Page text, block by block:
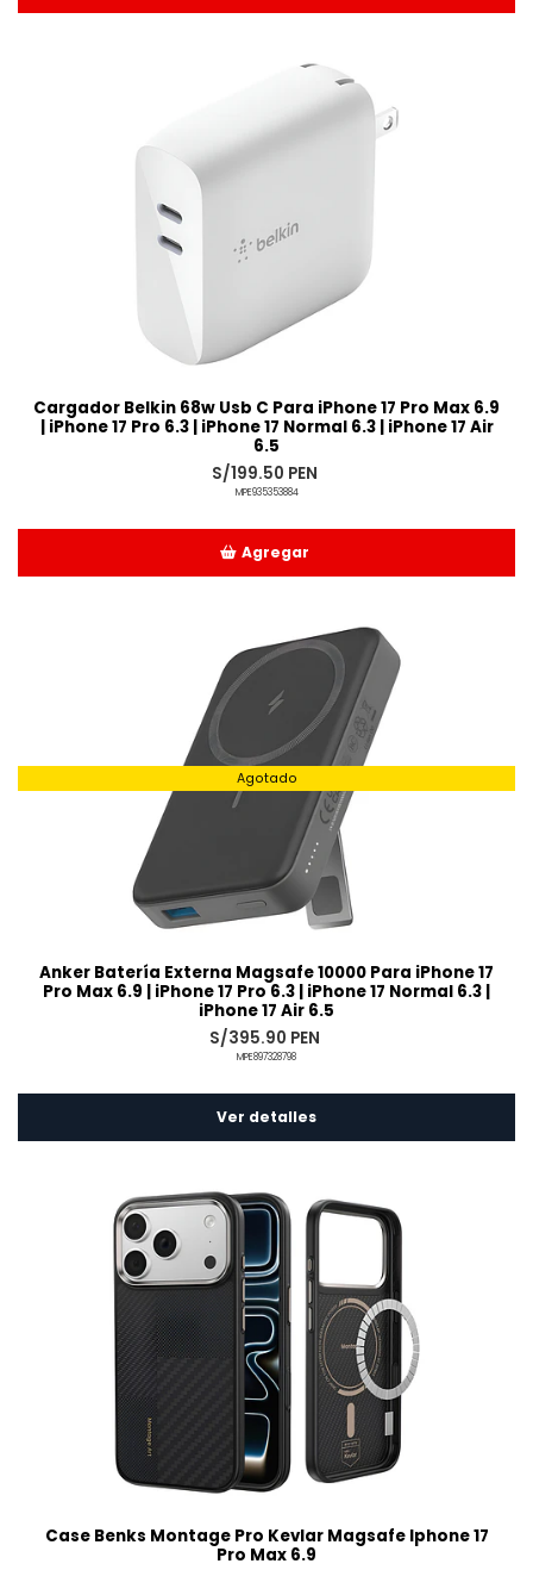
Cargador Belkin 68w Usb C Para iPhone 17 Pro Max 6.9
| iPhone 17 Pro 6.3 | iPhone 17 Normal 6.3 | iPhone 17 Air
6.5
S/199.50 PEN
MPE935353884
Agregar
Agotado
Anker Batería Externa Magsafe 10000 Para iPhone 17
Pro Max 6.9 | iPhone 17 Pro 6.3 | iPhone 17 Normal 6.3 |
iPhone 17 Air 6.5
S/395.90 PEN
MPE897328798
Ver detalles
Case Benks Montage Pro Kevlar Magsafe Iphone 17
Pro Max 6.9